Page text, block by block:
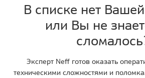
В списке нет
или Вы не
Эксперт Neff готов оказать
техническими сложностями и